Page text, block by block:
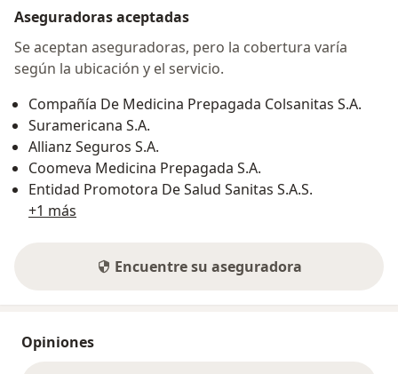
Aseguradoras aceptadas
Se aceptan aseguradoras, pero la cobertura varía
según la ubicación y el servicio.
Compañía De Medicina Prepagada Colsanitas S.A.
Suramericana S.A.
Allianz Seguros S.A.
Coomeva Medicina Prepagada S.A.
Entidad Promotora De Salud Sanitas S.A.S.
+1 más
Encuentre su aseguradora
Opiniones